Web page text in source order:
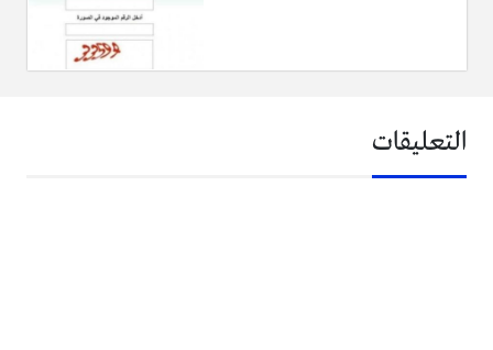
التعليقات